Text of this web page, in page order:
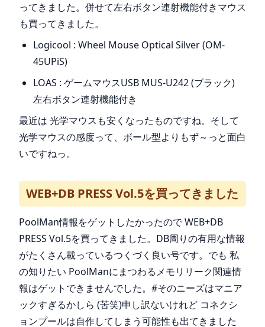
ってきました。併せて左右ボタン連射機能付きマウス
も買ってきました。
Logicool : Wheel Mouse Optical Silver (OM-
45UPiS)
LOAS : ゲームマウスUSB MUS-U242 (ブラック)
左右ボタン連射機能付き
最近は 光学マウスも安くなったものですね。そして
光学マウスの感度って、ボール型よりもず～っと面白
いですねっ。
WEB+DB PRESS Vol.5を買ってきました
PoolMan情報をゲットしたかったので WEB+DB
PRESS Vol.5を買ってきました。DB周りの有用な情報
がたくさん載っているつくづく良い号です。でも 私
の知りたい PoolManにまつわるメモリリーク関連情
報はゲットできませんでした。#そのニーズはマニア
ックすぎるかしら (苦笑)申し訳ないけれど コネクシ
ョンプールは自作してしまう可能性も出てきました